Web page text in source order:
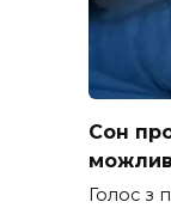
Сон
Голос з